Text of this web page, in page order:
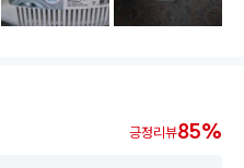
긍정리뷰85%